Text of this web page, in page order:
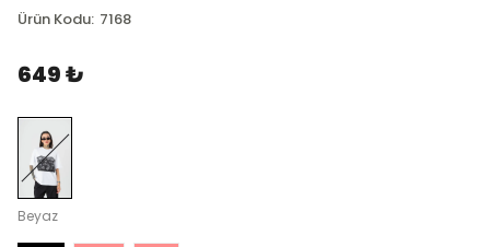
Ürün Kodu: 7168
649 ₺
Beyaz